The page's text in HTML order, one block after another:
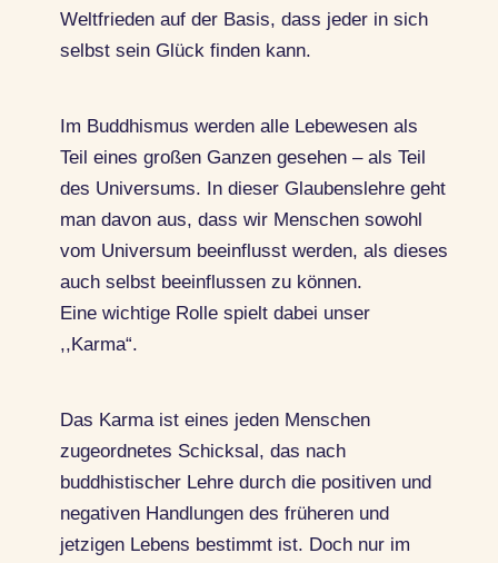
Weltfrieden auf der Basis, dass jeder in sich
selbst sein Glück finden kann.
Im Buddhismus werden alle Lebewesen als
Teil eines großen Ganzen gesehen – als Teil
des Universums. In dieser Glaubenslehre geht
man davon aus, dass wir Menschen sowohl
vom Universum beeinflusst werden, als dieses
auch selbst beeinflussen zu können.
Eine wichtige Rolle spielt dabei unser
,,Karma“.
Das Karma ist eines jeden Menschen
zugeordnetes Schicksal, das nach
buddhistischer Lehre durch die positiven und
negativen Handlungen des früheren und
jetzigen Lebens bestimmt ist. Doch nur im